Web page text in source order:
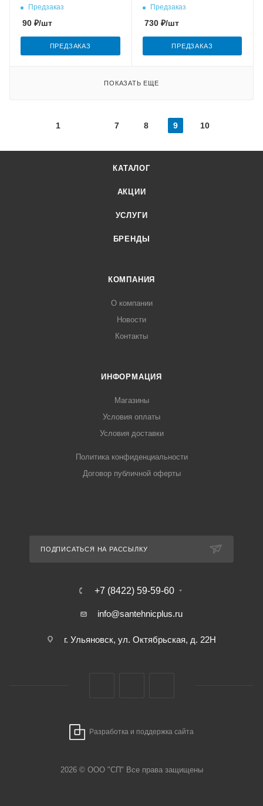
Предзаказ
90 ₽/шт
ПРЕДЗАКАЗ
Предзаказ
730₽/шт
ПРЕДЗАКАЗ
ПОКАЗАТЬ ЕЩЕ
1 7 8 9 10
КАТАЛОГ
АКЦИИ
УСЛУГИ
БРЕНДЫ
КОМПАНИЯ
О компании
Новости
Контакты
ИНФОРМАЦИЯ
Магазины
Условия оплаты
Условия доставки
Политика конфиденциальности
Договор публичной оферты
ПОДПИСАТЬСЯ НА РАССЫЛКУ
+7 (8422) 59-59-60
info@santehnicplus.ru
г. Ульяновск, ул. Октябрьская, д. 22Н
Разработка и поддержка сайта
2026 © ООО "СП" Все права защищены